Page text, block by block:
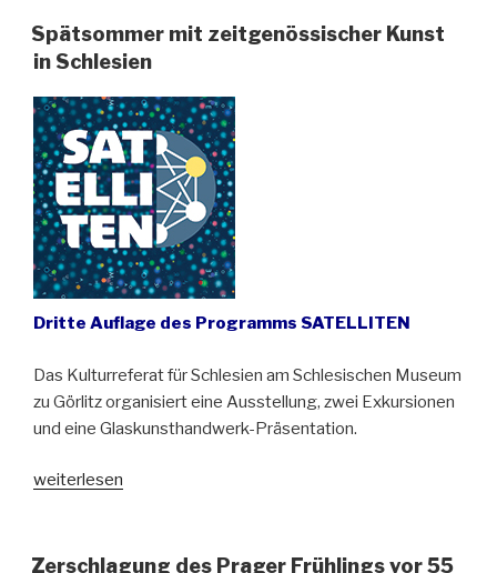
sich
/
pamięta“
Spätsommer mit zeitgenössischer Kunst
in Schlesien
Dritte Auflage des Programms SATELLITEN
Das Kulturreferat für Schlesien am Schlesischen Museum
zu Görlitz organisiert eine Ausstellung, zwei Exkursionen
und eine Glaskunsthandwerk-Präsentation.
„Spätsommer
Kunst
weiterlesen
Zerschlagung des Prager Frühlings vor 55